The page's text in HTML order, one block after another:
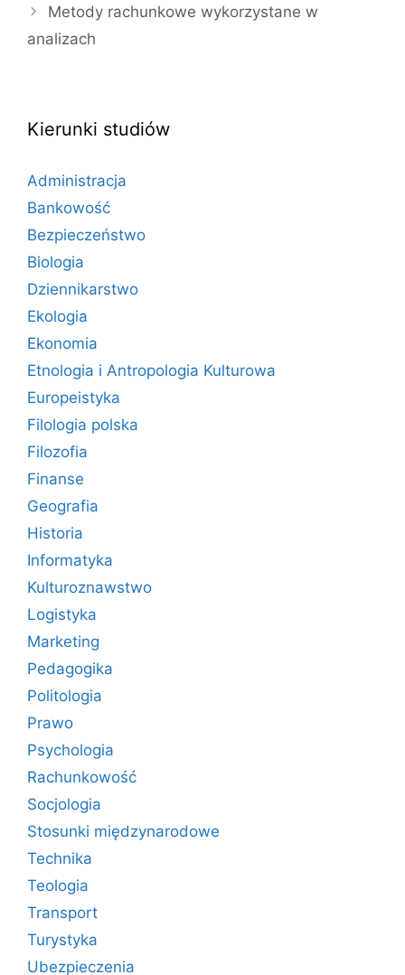
Metody rachunkowe wykorzystane w
analizach
Kierunki studiów
Administracja
Bankowość
Bezpieczeństwo
Biologia
Dziennikarstwo
Ekologia
Ekonomia
Etnologia i Antropologia Kulturowa
Europeistyka
Filologia polska
Filozofia
Finanse
Geografia
Historia
Informatyka
Kulturoznawstwo
Logistyka
Marketing
Pedagogika
Politologia
Prawo
Psychologia
Rachunkowość
Socjologia
Stosunki międzynarodowe
Technika
Teologia
Transport
Turystyka
Ubezpieczenia